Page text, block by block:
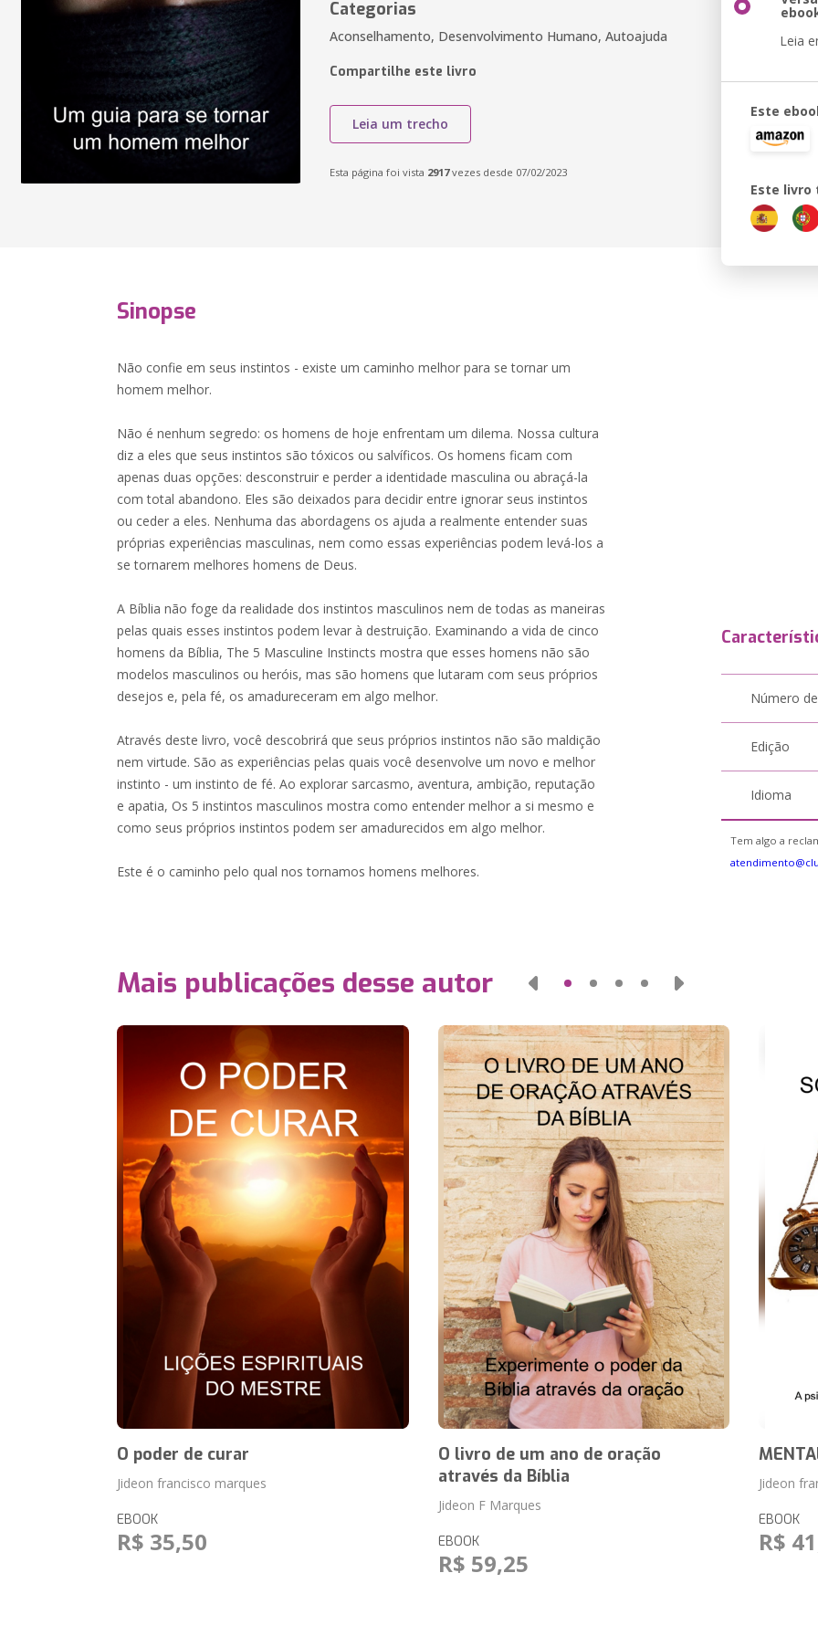
Categorias
Aconselhamento, Desenvolvimento Humano, Autoajuda
Compartilhe este livro
Leia um trecho
Esta página foi vista 2917vezes desde 07/02/2023
Leia
Este
Este livro
Sinopse
Não confie em seus instintos - existe um caminho melhor para se tornar um
homem melhor.
Não é nenhum segredo: os homens de hoje enfrentam um dilema. Nossa cultura
diz a eles que seus instintos são tóxicos ou salvíficos. Os homens ficam com
apenas duas opções: desconstruir e perder a identidade masculina ou abraçá-la
com total abandono. Eles são deixados para decidir entre ignorar seus instintos
ou ceder a eles. Nenhuma das abordagens os ajuda a realmente entender suas
próprias experiências masculinas, nem como essas experiências podem levá-los a
se tornarem melhores homens de Deus.
A Bíblia não foge da realidade dos instintos masculinos nem de todas as maneiras
pelas quais esses instintos podem levar à destruição. Examinando a vida de cinco
homens da Bíblia, The 5 Masculine Instincts mostra que esses homens não são
modelos masculinos ou heróis, mas são homens que lutaram com seus próprios
desejos e, pela fé, os amadureceram em algo melhor.
Através deste livro, você descobrirá que seus próprios instintos não são maldição
nem virtude. São as experiências pelas quais você desenvolve um novo e melhor
instinto - um instinto de fé. Ao explorar sarcasmo, aventura, ambição, reputação
e apatia, Os 5 instintos masculinos mostra como entender melhor a si mesmo e
como seus próprios instintos podem ser amadurecidos em algo melhor.
Este é o caminho pelo qual nos tornamos homens melhores.
Número
Edição
Idioma
Tem algo a
Mais publicações desse autor
O poder de curar
Jideon francisco marques
EBOOK
R$ 35,50
O livro de um ano de oração
através da Bíblia
Jideon F Marques
EBOOK
R$ 59,25
Jideon
EBOOK
R$